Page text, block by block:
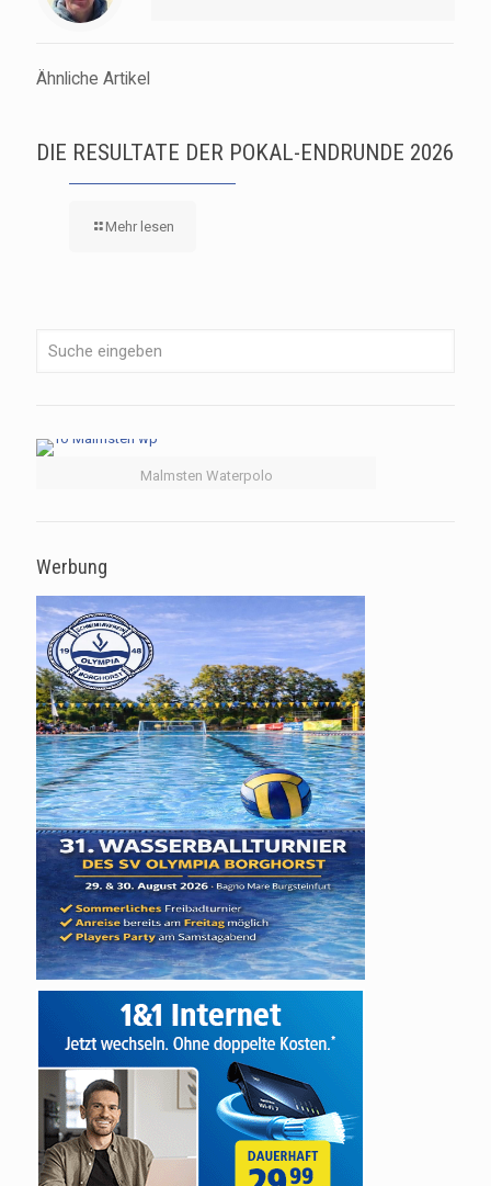
Ähnliche Artikel
DIE RESULTATE DER POKAL-ENDRUNDE 2026
Mehr lesen
Malmsten Waterpolo
Werbung